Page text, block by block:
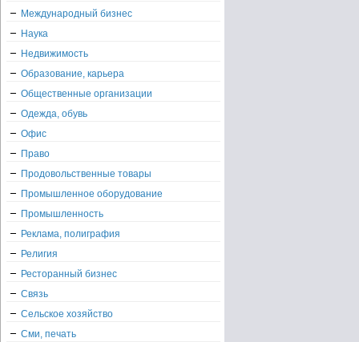
Международный бизнес
Наука
Недвижимость
Образование, карьера
Общественные организации
Одежда, обувь
Офис
Право
Продовольственные товары
Промышленное оборудование
Промышленность
Реклама, полиграфия
Религия
Ресторанный бизнес
Связь
Сельское хозяйство
Сми, печать